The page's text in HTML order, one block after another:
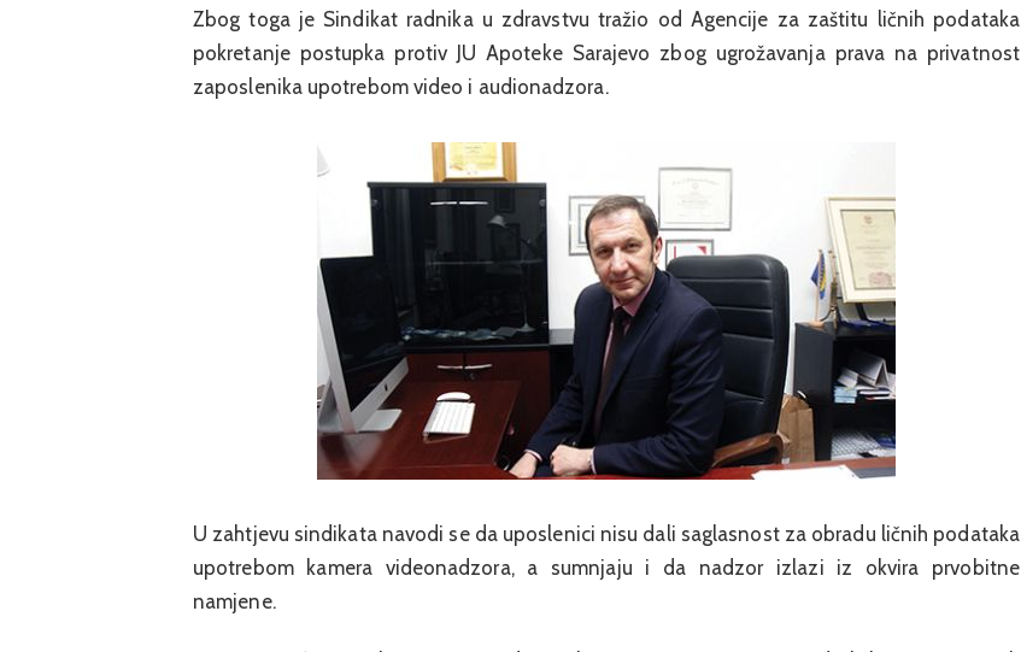
Zbog toga je Sindikat radnika u zdravstvu tražio od Agencije za zaštitu ličnih podataka
pokretanje postupka protiv JU Apoteke Sarajevo zbog ugrožavanja prava na privatnost
zaposlenika upotrebom video i audionadzora.
U zahtjevu sindikata navodi se da uposlenici nisu dali saglasnost za obradu ličnih podataka
upotrebom kamera videonadzora, a sumnjaju i da nadzor izlazi iz okvira prvobitne
namjene.